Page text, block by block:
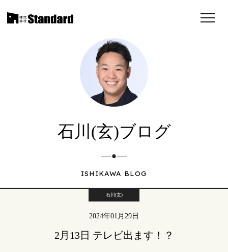
石川(玄)ブログ
ISHIKAWA BLOG
石川(玄)
2024年01月29日
2月13日 テレビ出ます！？